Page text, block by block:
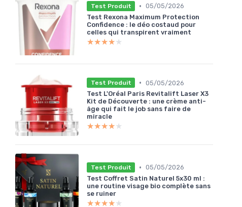
Test Produit • 05/05/2026
Test Rexona Maximum Protection
Confidence : le déo costaud pour
celles qui transpirent vraiment
★★★★★
★★★★★
Test Produit • 05/05/2026
Test L'Oréal Paris Revitalift Laser X3
Kit de Découverte : une crème anti-
âge qui fait le job sans faire de
miracle
★★★★★
★★★★★
Test Produit • 05/05/2026
Test Coffret Satin Naturel 5x30 ml :
une routine visage bio complète sans
se ruiner
★★★★★
★★★★★